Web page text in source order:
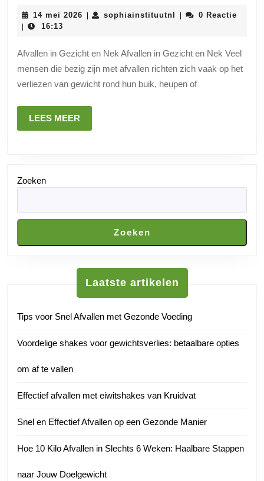
14 mei 2026 14
sophiainstituutnl sophiainstituutnl
0 Reactie
16:13
Afvallen in Gezicht en Nek Afvallen in Gezicht en Nek Veel
mensen die bezig zijn met afvallen richten zich vaak op het
verliezen van gewicht rond hun buik, heupen of
LEES MEER
MEER
Zoeken
Zoeken
Laatste artikelen
Tips voor Snel Afvallen met Gezonde Voeding
Voordelige shakes voor gewichtsverlies: betaalbare opties
om af te vallen
Effectief afvallen met eiwitshakes van Kruidvat
Snel en Effectief Afvallen op een Gezonde Manier
Hoe 10 Kilo Afvallen in Slechts 6 Weken: Haalbare Stappen
naar Jouw Doelgewicht